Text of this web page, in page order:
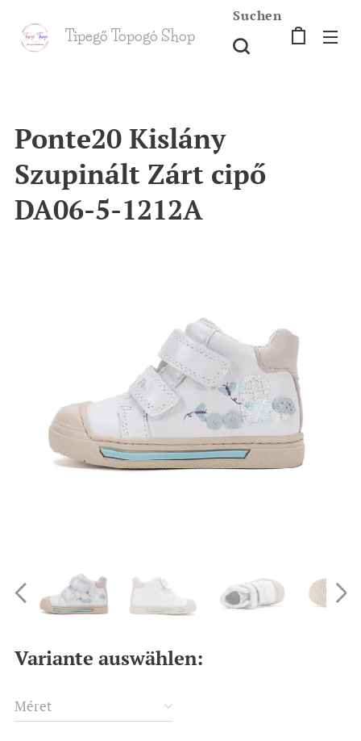
Tipegő Topogó Shop
Suchen
Ponte20 Kislány
Szupinált Zárt cipő
DA06-5-1212A
Variante auswählen:
Méret